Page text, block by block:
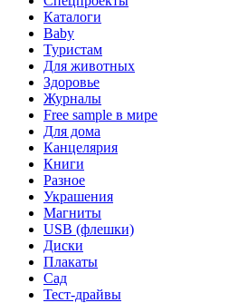
Каталоги
Baby
Туристам
Для животных
Здоровье
Журналы
Free sample в мире
Для дома
Канцелярия
Книги
Разное
Украшения
Магниты
USB (флешки)
Диски
Плакаты
Сад
Тест-драйвы